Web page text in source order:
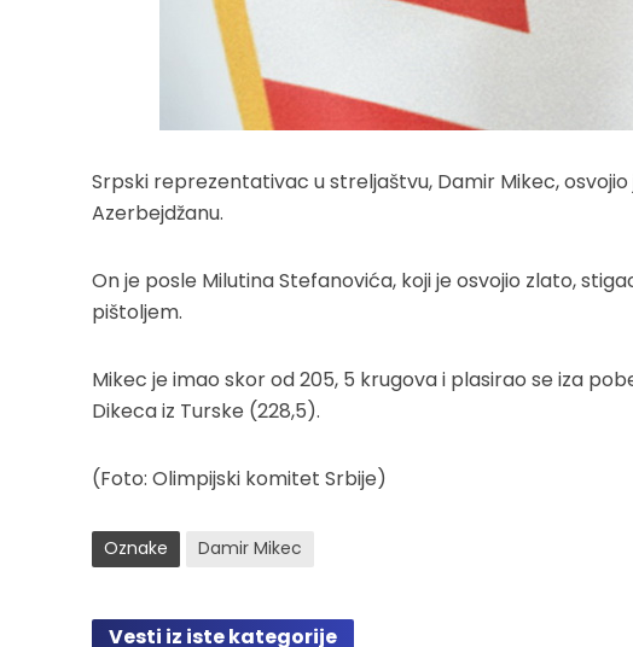
Srpski reprezentativac u streljaštvu, Damir Mikec,
Azerbejdžanu.
On je posle Milutina Stefanovića, koji je osvojio zlato,
pištoljem.
Mikec je imao skor od 205, 5 krugova i plasirao se iza
Dikeca iz Turske (228,5).
(Foto: Olimpijski komitet Srbije)
Oznake Damir Mikec
Vesti iz iste kategorije